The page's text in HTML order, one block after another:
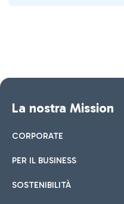
La nostra Mission
CORPORATE
PER IL BUSINESS
SOSTENIBILITÀ